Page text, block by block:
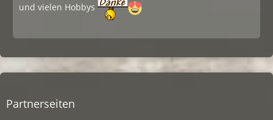
und vielen Hobbys
Partnerseiten